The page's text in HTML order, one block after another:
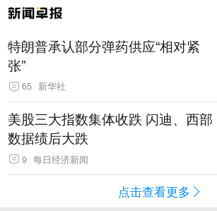
特朗普承认部分弹药供应“相对紧
张”
65 新华社
美股三大指数集体收跌 闪迪、西部
数据绩后大跌
9 每日经济新闻
点击查看更多